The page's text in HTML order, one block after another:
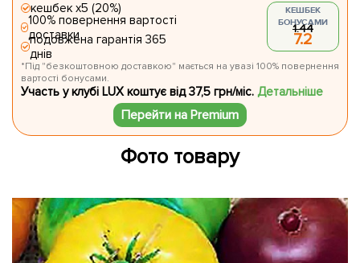
кешбек х5 (20%)
100% повернення вартості
доставки
подовжена гарантія 365
днів
КЕШБЕК
БОНУСАМИ
1.44
7.2
*Під "безкоштовною доставкою" мається на увазі 100% повернення
вартості бонусами.
Участь у клубі LUX коштує від 37,5 грн/міс.Детальніше
Перейти на Premium
Фото товару